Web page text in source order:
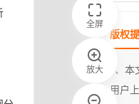
全屏
放大
版权
1、
用户